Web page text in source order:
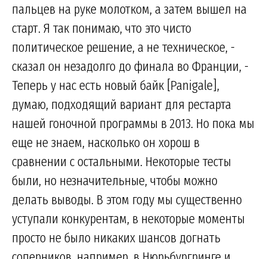
пальцев на руке молотком, а затем вышел на
старт. Я так понимаю, что это чисто
политическое решение, а не техническое, -
сказал он незадолго до финала во Франции, -
Теперь у нас есть новый байк [Panigale],
думаю, подходящий вариант для рестарта
нашей гоночной программы в 2013. Но пока мы
еще не знаем, насколько он хорош в
сравнении с остальными. Некоторые тесты
были, но незначительные, чтобы можно
делать выводы. В этом году мы существенно
уступали конкурентам, в некоторые моменты
просто не было никаких шансов догнать